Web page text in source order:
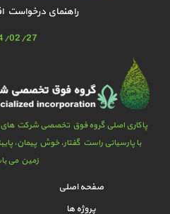
راهنمای درخواست
02/27
پاکاری اصلی گروه فوق تخصصی شرکت های
با پارسیانی راست گفتار، خوش پیمان،
زمین می
صفحه اصلی
پروژه ها